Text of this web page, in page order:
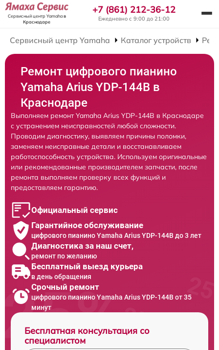
Сервисный центр Yamahaв
Краснодаре
+7 (861) 212-36-12
Ежедневно с 9:00 до 21:00
Сервисный центр Yamaha Каталог устройств
Ремонт цифрового пианино
Yamaha Arius YDP-144B в
Краснодаре
Выполняем ремонт Yamaha Arius YDP-144B в Краснодаре
с устранением неисправностей любой сложности.
Проводим диагностику, выявляем причины поломки,
заменяем неисправные детали и восстанавливаем
работоспособность устройства. Используем оригинальные
или рекомендованные производителем запчасти, после
ремонта выполняем проверку всех функций и
предоставляем гарантию.
Официальный сервис
Гарантийное обслуживание
цифрового пианино Yamaha Arius YDP-144B до 3 лет
Диагностика за наш счет,
ремонт по желанию
Бесплатный выезд курьера
в день обращения
Срочный ремонт
цифрового пианино Yamaha Arius YDP-144B от 35
минут
Бесплатная консультация со
специалистом